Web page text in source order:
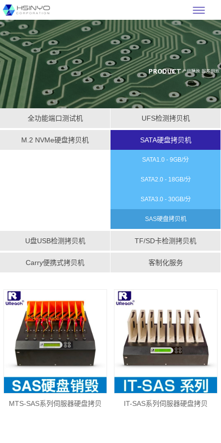
全功能端口测试机 UFS检测拷贝机
M.2 NVMe硬盘拷贝机 SATA硬盘拷贝机
SATA1.0 - 9GB/分
SATA2.0 - 18GB/分
SATA3.0 - 30GB/分
SAS硬盘拷贝机
U盘USB检测拷贝机 TF/SD卡检测拷贝机
Carry便携式拷贝机 客制化服务
MTS-SAS系列伺服器硬盘拷贝 IT-SAS系列伺服器硬盘拷贝